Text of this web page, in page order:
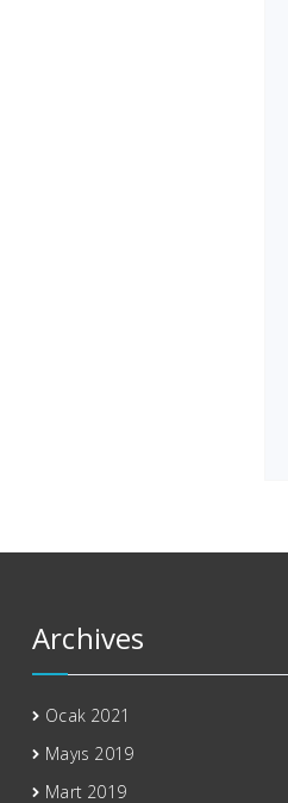
Archives
Ocak 2021
Mayıs 2019
Mart 2019